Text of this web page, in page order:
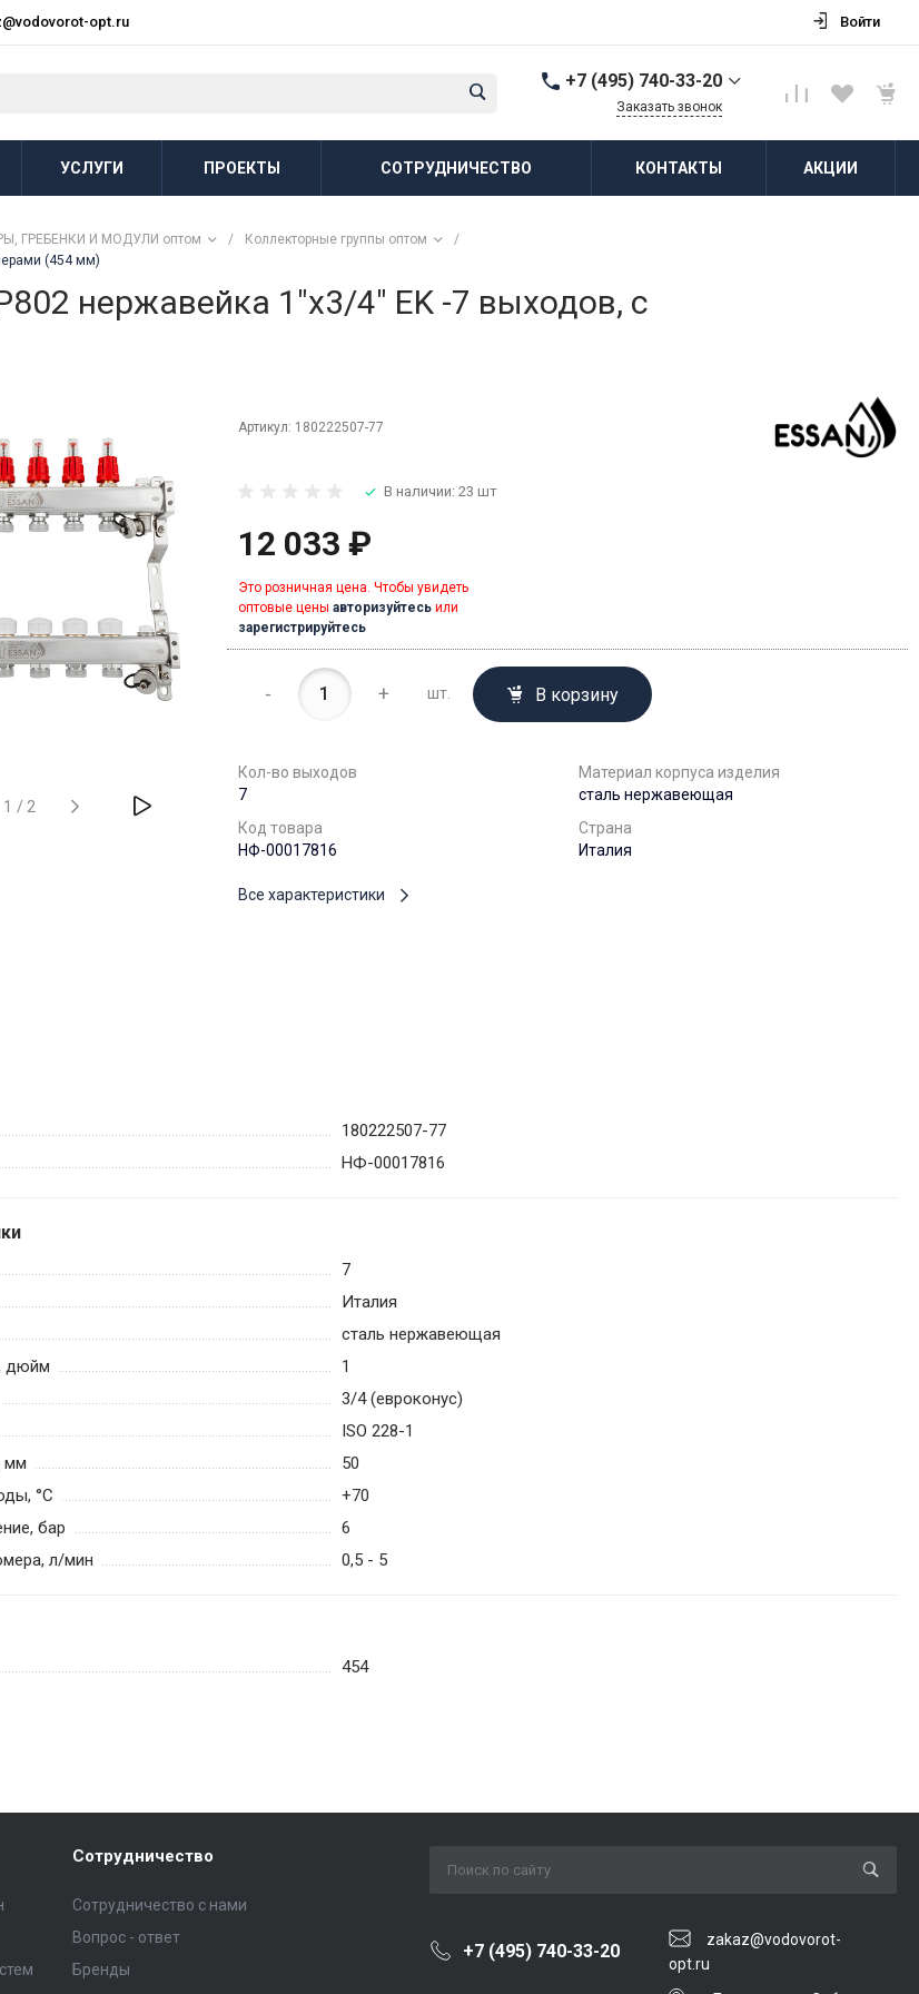
opt.ru Войти
+7 (495) 740-33-20
г. Балашиха, д.
Заказать звонок
УСЛУГИ ПРОЕКТЫ СОТРУДНИЧЕСТВО КОНТАКТЫ АКЦИИ
ГРЕБЕНКИ И МОДУЛИ оптом / Коллекторные группы оптом
/
(454 мм)
нержавейка 1"x3/4" EK -7 выходов, с
1 / 2
Артикул: 180222507-77
В наличии: 23 шт
12 033 ₽
Это розничная цена. Чтобы увидеть
оптовые цены авторизуйтесьили
зарегистрируйтесь
- + шт. В корзину
Кол-во выходов
7
Материал корпуса изделия
сталь нержавеющая
Код товара
НФ-00017816
Страна
Италия
Все характеристики
180222507-77
НФ-00017816
7
Италия
сталь нержавеющая
дюйм
1
3/4 (евроконус)
ISO 228-1
мм
50
°С
+70
бар
6
л/мин
0,5 - 5
454
Сотрудничество
Сотрудничество с нами
Вопрос - ответ
Бренды
+7 (495) 740-33-20
zakaz@vodovorot-
opt.ru